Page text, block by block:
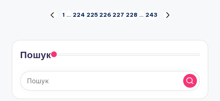
Пагінація
записів
ПОПЕРЕДНЯ
1 … 224 225 226 227 228 … 243
Пошук